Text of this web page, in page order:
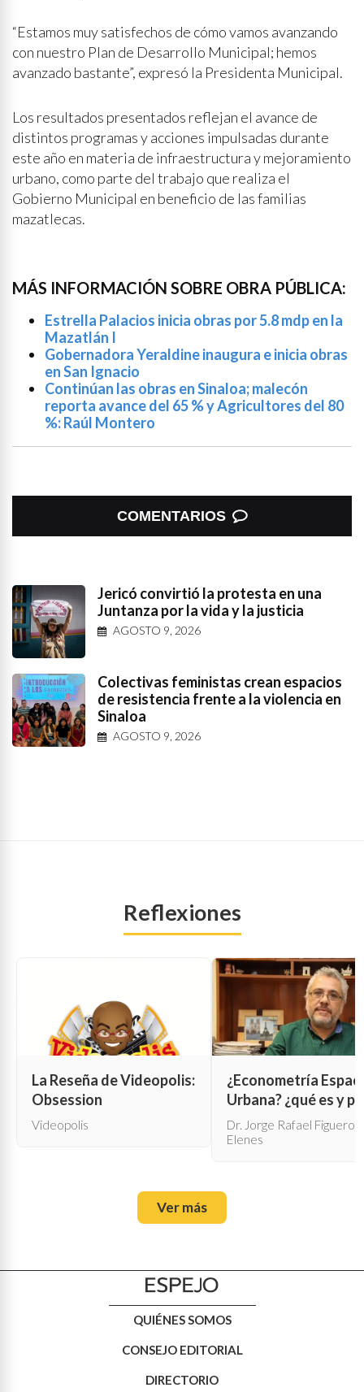
“Estamos muy satisfechos de cómo vamos avanzando
con nuestro Plan de Desarrollo Municipal; hemos
avanzado bastante”, expresó la Presidenta Municipal.
Los resultados presentados reflejan el avance de
distintos programas y acciones impulsadas durante
este año en materia de infraestructura y mejoramiento
urbano, como parte del trabajo que realiza el
Gobierno Municipal en beneficio de las familias
mazatlecas.
MÁS INFORMACIÓN SOBRE OBRA PÚBLICA:
Estrella Palacios inicia obras por 5.8 mdp en la
Mazatlán I
Gobernadora Yeraldine inaugura e inicia obras
en San Ignacio
Continúan las obras en Sinaloa; malecón
reporta avance del 65 % y Agricultores del 80
%: Raúl Montero
COMENTARIOS
Jericó convirtió la protesta en una
Juntanza por la vida y la justicia
AGOSTO 9, 2026
Colectivas feministas crean espacios
de resistencia frente a la violencia en
Sinaloa
AGOSTO 9, 2026
Reflexiones
La Reseña de Videopolis:
Obsession
Videopolis
¿Econometría
Urbana? ¿qué es y
qué sirve?
Dr. Jorge Rafael Figueroa
Elenes
Ver más
QUIÉNES SOMOS
CONSEJO EDITORIAL
DIRECTORIO